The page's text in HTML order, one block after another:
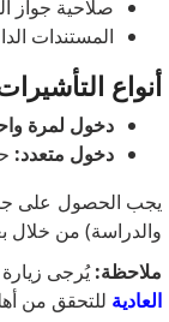
صلاحية جواز
المستندات
أنواع
دخول لمرة
دخول متعدد:
يجب الحصول على
والدراسة) من خلال
ملاحظة:يُرجى زيارة
العادية للتحقق من